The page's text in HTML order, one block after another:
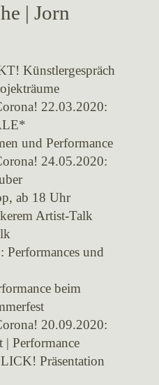
| Jorn
Künstlergespräch
22.03.2020:
und Performance
24.05.2020:
ab 18 Uhr
Artist-Talk
und
beim
20.09.2020:
Performance
Präsentation